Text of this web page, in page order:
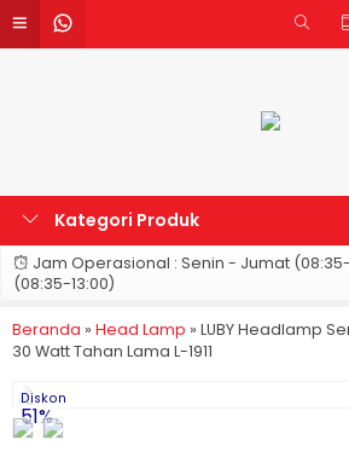
Kategori Produk
Jam Operasional : Senin - Jumat (08:35-
(08:35-13:00)
Beranda » Head Lamp » LUBY Headlamp
30 Watt Tahan Lama L-1911
Diskon
51%